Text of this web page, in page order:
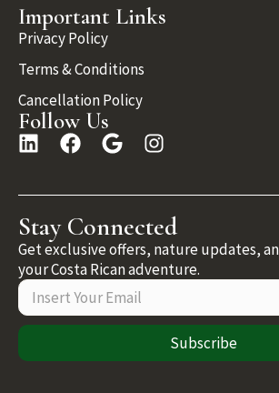
Important Links
Privacy Policy
Terms & Conditions
Cancellation Policy
Follow Us
Stay Connected
Get exclusive offers, nature updates,
your Costa Rican adventure.
Subscribe